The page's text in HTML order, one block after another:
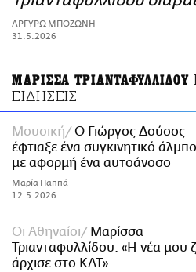
ΑΜΠΑ
PRINT
ΑΡΓΥΡΩ ΜΠΟΖΩΝΗ
31.5.2026
ΜΑΡΙΣΣΑ ΤΡΙΑΝΤΑΦΥΛΛΙΔΟΥ
ΕΙΔΗΣΕΙΣ
Μουσική
Ο Γιώργος Δούσος
έφτιαξε ένα συγκινητικό
με αφορμή ένα αυτοάνοσο
Μαρία Παππά
12.5.2026
Οι Αθηναίοι
Μαρίσσα
Τριανταφυλλίδου: «H νέα μου
άρχισε στο ΚΑΤ»